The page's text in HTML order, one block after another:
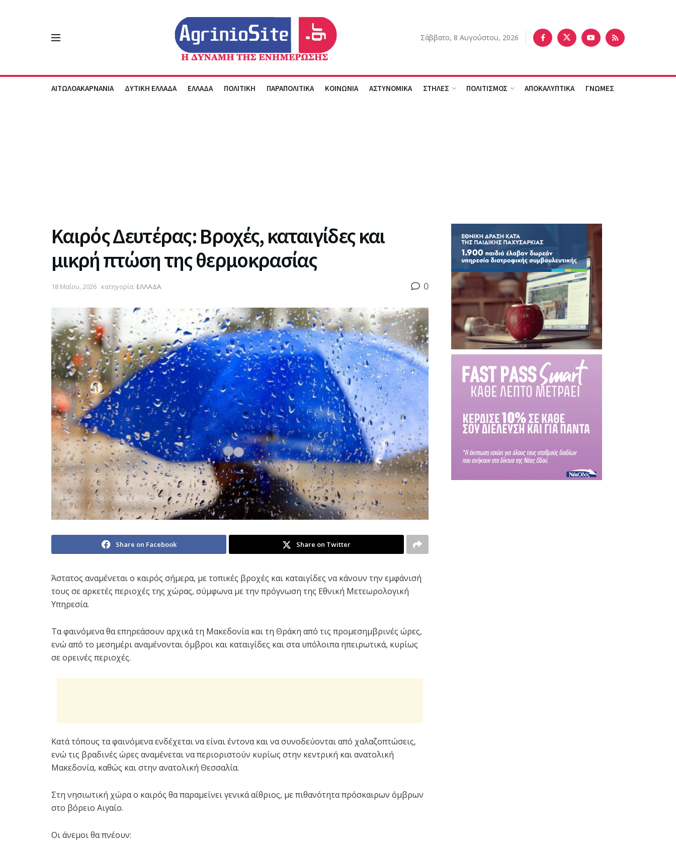
Σάββατο, 8 Αυγούστου, 2026
ΑΙΤΩΛΟΑΚΑΡΝΑΝΙΑ ΔΥΤΙΚΗ ΕΛΛΑΔΑ ΕΛΛΑΔΑ ΠΟΛΙΤΙΚΗ ΠΑΡΑΠΟΛΙΤΙΚΑ ΚΟΙΝΩΝΙΑ ΑΣΤΥΝΟΜΙΚΑ ΣΤΗΛΕΣ ΠΟΛΙΤΙΣΜΟΣ ΑΠΟΚΑΛΥΠΤΙΚΑ ΓΝΩΜΕΣ
Καιρός Δευτέρας: Βροχές, καταιγίδες και
μικρή πτώση της θερμοκρασίας
18 Μαΐου, 2026 κατηγορία: ΕΛΛΑΔΑ 0
Share on Facebook Share on Twitter
Άστατος αναμένεται ο καιρός σήμερα, με τοπικές βροχές και καταιγίδες να κάνουν την εμφάνισή
τους σε αρκετές περιοχές της χώρας, σύμφωνα με την πρόγνωση της Εθνική Μετεωρολογική
Υπηρεσία.
Τα φαινόμενα θα επηρεάσουν αρχικά τη Μακεδονία και τη Θράκη από τις προμεσημβρινές ώρες,
ενώ από το μεσημέρι αναμένονται όμβροι και καταιγίδες και στα υπόλοιπα ηπειρωτικά, κυρίως
σε ορεινές περιοχές.
Κατά τόπους τα φαινόμενα ενδέχεται να είναι έντονα και να συνοδεύονται από χαλαζοπτώσεις,
ενώ τις βραδινές ώρες αναμένεται να περιοριστούν κυρίως στην κεντρική και ανατολική
Μακεδονία, καθώς και στην ανατολική Θεσσαλία.
Στη νησιωτική χώρα ο καιρός θα παραμείνει γενικά αίθριος, με πιθανότητα πρόσκαιρων όμβρων
στο βόρειο Αιγαίο.
Οι άνεμοι θα πνέουν: